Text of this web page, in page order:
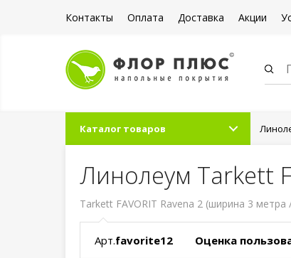
Контакты Оплата Доставка Акции
Каталог товаров
Линолеум Tarkett
Tarkett FAVORIT Ravena 2 (ширина 3
Арт.favorite12 Оценка